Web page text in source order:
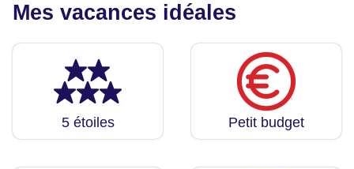
Mes vacances idéales
5 étoiles Petit budget